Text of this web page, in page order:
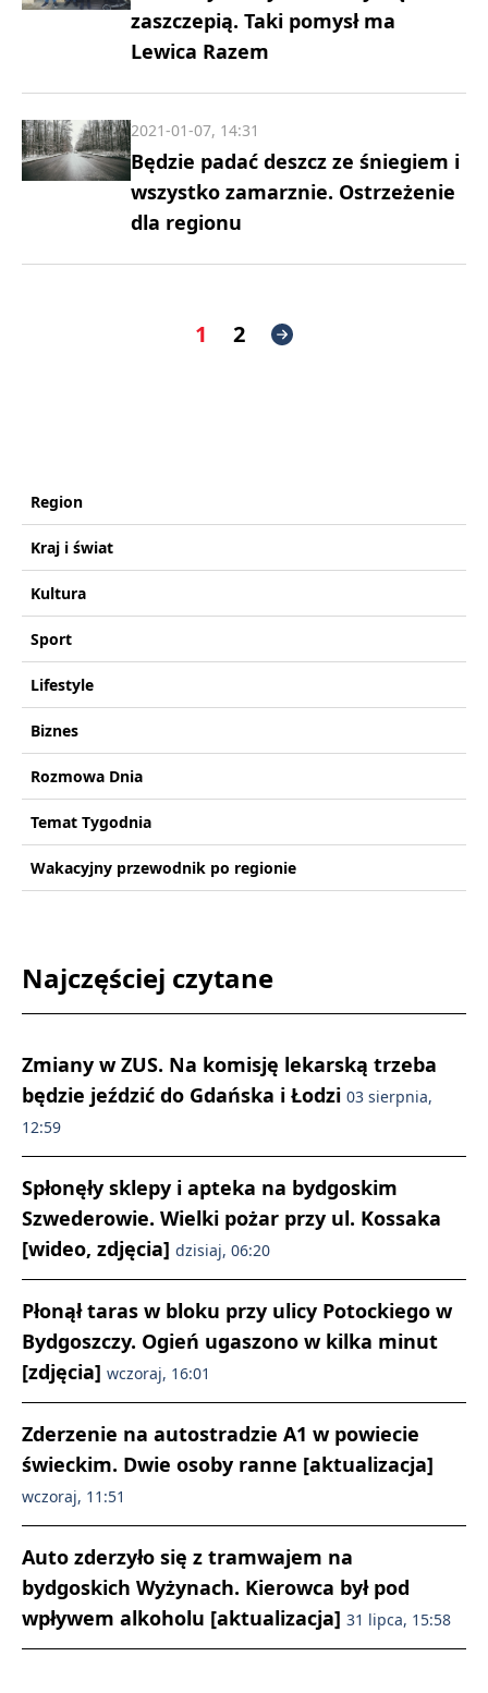
zaszczepią. Taki pomysł ma
Lewica Razem
Będzie padać deszcz ze śniegiem i
wszystko zamarznie. Ostrzeżenie
dla regionu
2021-01-07, 14:31
1 2
Region
Kraj i świat
Kultura
Sport
Lifestyle
Biznes
Rozmowa Dnia
Temat Tygodnia
Wakacyjny przewodnik po regionie
Najczęściej czytane
Zmiany w ZUS. Na komisję lekarską trzeba
będzie jeździć do Gdańska i Łodzi 03 sierpnia,
12:59
Spłonęły sklepy i apteka na bydgoskim
Szwederowie. Wielki pożar przy ul. Kossaka
[wideo, zdjęcia] dzisiaj, 06:20
Płonął taras w bloku przy ulicy Potockiego w
Bydgoszczy. Ogień ugaszono w kilka minut
[zdjęcia] wczoraj, 16:01
Zderzenie na autostradzie A1 w powiecie
świeckim. Dwie osoby ranne [aktualizacja]
wczoraj, 11:51
Auto zderzyło się z tramwajem na
bydgoskich Wyżynach. Kierowca był pod
wpływem alkoholu [aktualizacja] 31 lipca, 15:58